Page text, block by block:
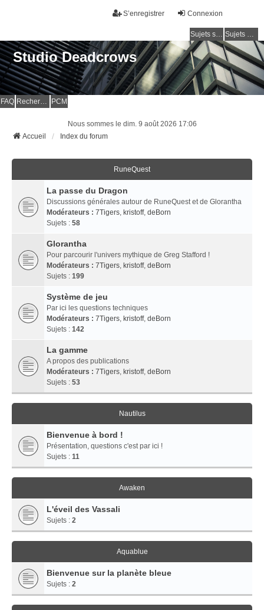
Connexion
S’enregistrer
Sujets sans réponse Sujets actifs
Studio Deadcrows
FAQ Rechercher PCM
Nous sommes le dim. 9 août 2026 17:06
Accueil
Index du forum
RuneQuest
La passe du Dragon
Discussions générales autour de RuneQuest et de Glorantha
Modérateurs : 7Tigers, kristoff, deBorn
Sujets : 58
Glorantha
Pour parcourir l'univers mythique de Greg Stafford !
Modérateurs : 7Tigers, kristoff, deBorn
Sujets : 199
Système de jeu
Par ici les questions techniques
Modérateurs : 7Tigers, kristoff, deBorn
Sujets : 142
La gamme
A propos des publications
Modérateurs : 7Tigers, kristoff, deBorn
Sujets : 53
Nautilus
Bienvenue à bord !
Présentation, questions c'est par ici !
Sujets : 11
Awaken
L'éveil des Vassali
Sujets : 2
Aquablue
Bienvenue sur la planète bleue
Sujets : 2